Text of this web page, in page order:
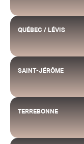
QUÉBEC / LÉVIS
SAINT-JÉRÔME
TERREBONNE